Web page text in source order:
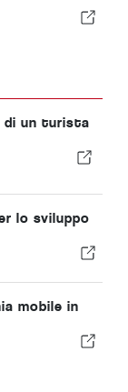
di un turista
lo sviluppo
mobile in